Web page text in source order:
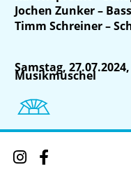
Jochen Zunker – Bass
Timm Schreiner –
Samstag,
Musikmuschel